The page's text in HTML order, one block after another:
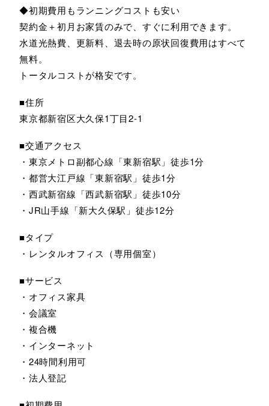
◆初期費用もランニングコストも安い
契約金＋初月お家賃のみで、すぐに利用できます。
水道光熱費、更新料、退去時の原状回復費用はすべて
無料。
トータルコストが格安です。
■住所
東京都新宿区大久保1丁目2-1
■交通アクセス
・東京メトロ副都心線「東新宿駅」徒歩1分
・都営大江戸線「東新宿駅」徒歩1分
・西武新宿線「西武新宿駅」徒歩10分
・JR山手線「新大久保駅」徒歩12分
■タイプ
・レンタルオフィス（専用個室）
■サービス
・オフィス家具
・会議室
・複合機
・インターネット
・24時間利用可
・法人登記